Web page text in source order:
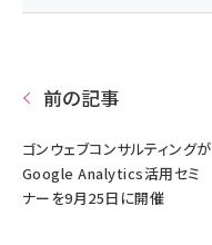
前の記事
ゴンウェブコンサルティングが
Google Analytics活用セミ
ナーを9月25日に開催